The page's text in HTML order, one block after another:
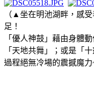
（▲坐在明池湖畔，感
足！
「優人神鼓」藉由身體
「天地共舞」；或是「
過程絕無冷場的震撼魔力